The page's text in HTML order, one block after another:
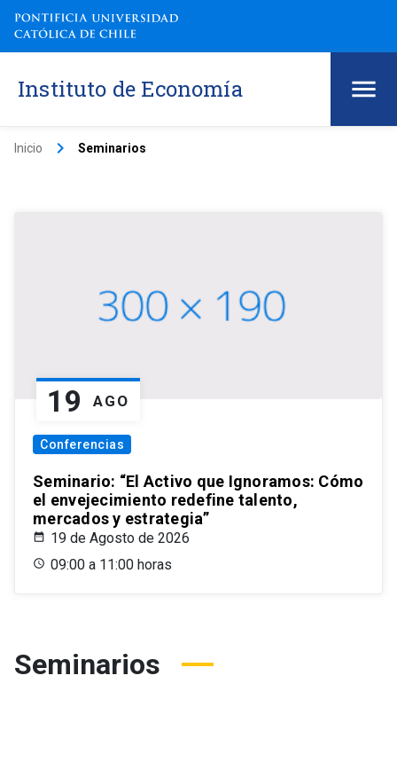
Instituto de Economía
Inicio keyboard_arrow_right Seminarios
19 AGO
Conferencias
Seminario: “El Activo que Ignoramos: Cómo
el envejecimiento redefine talento,
mercados y estrategia”
19 de Agosto de 2026
09:00 a 11:00 horas
Seminarios